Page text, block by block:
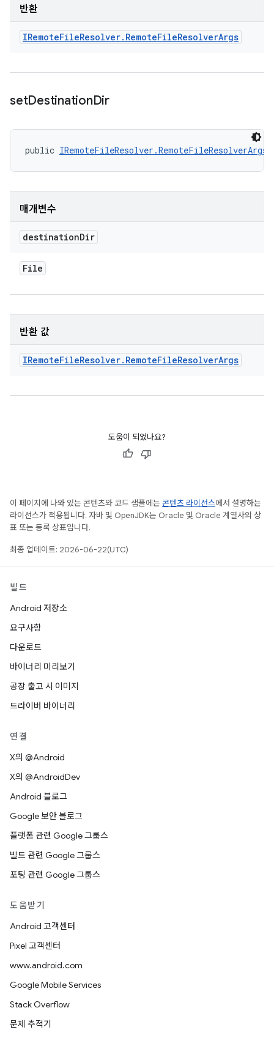
반환
IRemoteFileResolver. RemoteFileResolverArgs
setDestinationDir
public IRemoteFileResolver.RemoteFileResolverArgs
매개변수
destinationDir
File
반환 값
IRemoteFileResolver. RemoteFileResolverArgs
도움이 되었나요?
이 페이지에 나와 있는 콘텐츠와 코드 샘플에는 콘텐츠 라이선스에서 설명하는
라이선스가 적용됩니다. 자바 및 OpenJDK는 Oracle 및 Oracle 계열사의 상
표 또는 등록 상표입니다.
최종 업데이트: 2026-06-22(UTC)
빌드
Android 저장소
요구사항
다운로드
바이너리 미리보기
공장 출고 시 이미지
드라이버 바이너리
연결
X의 @Android
X의 @AndroidDev
Android 블로그
Google 보안 블로그
플랫폼 관련 Google 그룹스
빌드 관련 Google 그룹스
포팅 관련 Google 그룹스
도움받기
Android 고객센터
Pixel 고객센터
www.android.com
Google Mobile Services
Stack Overflow
문제 추적기